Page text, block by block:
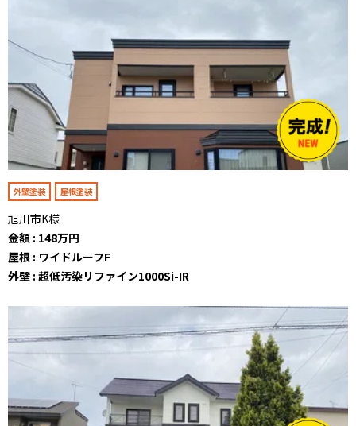
外壁塗装 屋根塗装
旭川市K様
金額 : 148万円
屋根 : ワイドルーフF
外壁 : 超低汚染リファイン1000Si-IR